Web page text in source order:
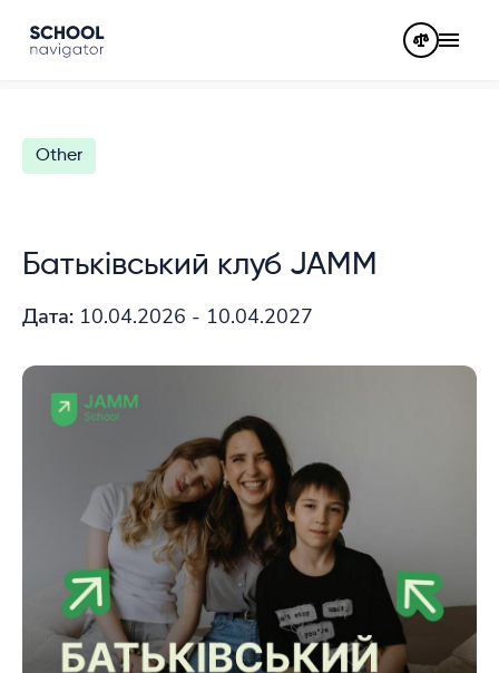
Other
Батьківський клуб JAMM
Дата: 10.04.2026 - 10.04.2027